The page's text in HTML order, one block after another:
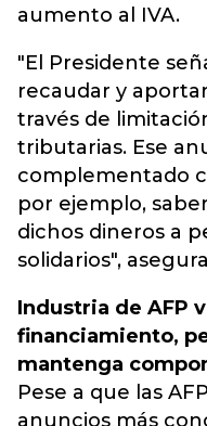
aumento al IVA.
"El Presidente
recaudar y
través de
tributarias. Ese
complementado
por ejemplo,
dichos dineros a
solidarios",
Industria de AFP
financiamiento,
mantenga
Pese a que las
anuncios más